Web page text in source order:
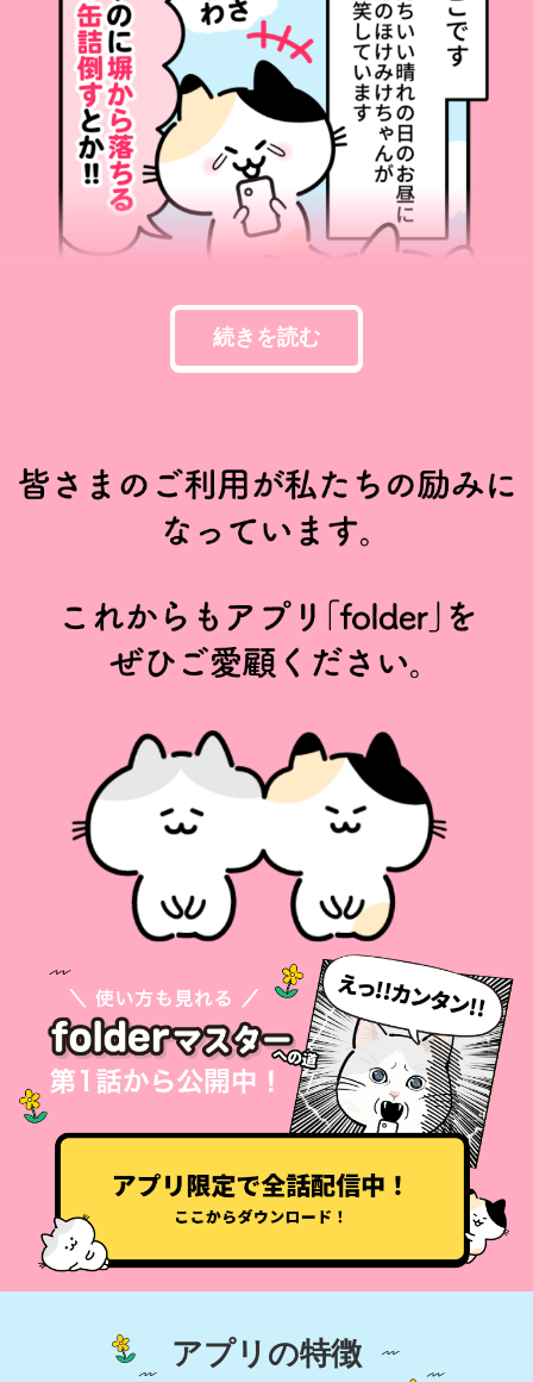
続きを読む
アプリの特徴